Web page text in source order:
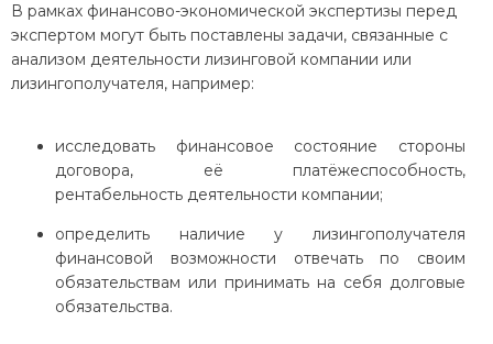
В рамках финансово-экономической экспертизы перед
экспертом могут быть поставлены задачи, связанные с
анализом деятельности лизинговой компании или
лизингополучателя, например:
исследовать финансовое состояние стороны
договора, её платёжеспособность,
рентабельность деятельности компании;
определить наличие у лизингополучателя
финансовой возможности отвечать по своим
обязательствам или принимать на себя долговые
обязательства.